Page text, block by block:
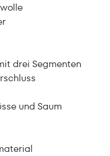
drei Segmenten
und Saum